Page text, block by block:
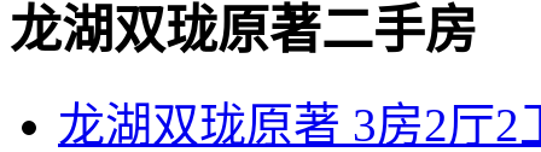
龙湖双珑原著二手房
龙湖双珑原著 3房2厅2